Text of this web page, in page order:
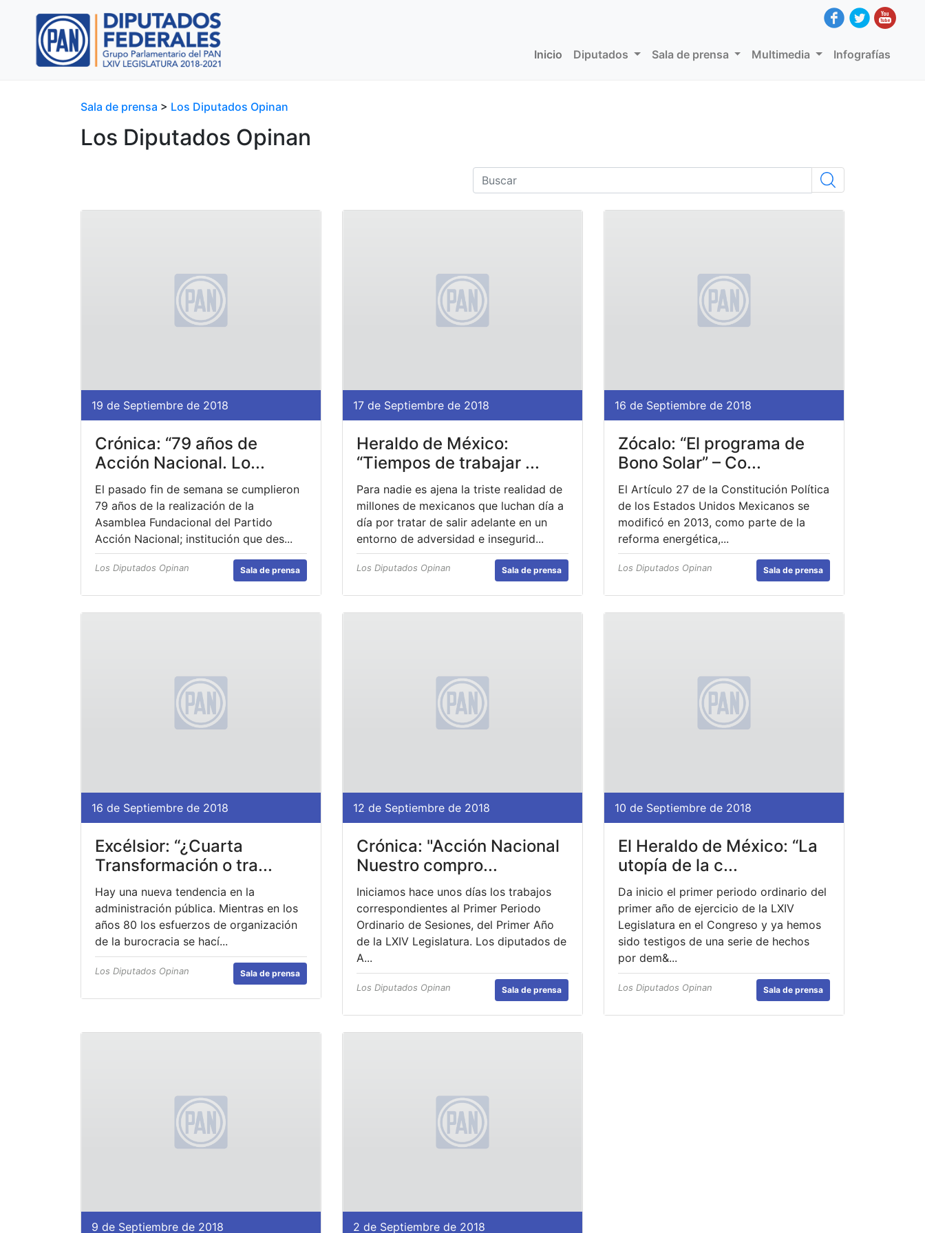
Inicio (current)
Diputados Sala de prensa Multimedia Infografías
Sala de prensa > Los Diputados Opinan
Los Diputados Opinan
19 de Septiembre de 2018
Crónica: “79 años de
Acción Nacional. Lo...
El pasado fin de semana se cumplieron
79 años de la realización de la
Asamblea Fundacional del Partido
Acción Nacional; institución que des...
Los Diputados Opinan Sala de prensa
17 de Septiembre de 2018
Heraldo de México:
“Tiempos de trabajar ...
Para nadie es ajena la triste realidad de
millones de mexicanos que luchan día a
día por tratar de salir adelante en un
entorno de adversidad e insegurid...
Los Diputados Opinan Sala de prensa
16 de Septiembre de 2018
Zócalo: “El programa de
Bono Solar” – Co...
El Artículo 27 de la Constitución Política
de los Estados Unidos Mexicanos se
modificó en 2013, como parte de la
reforma energética,...
Los Diputados Opinan Sala de prensa
16 de Septiembre de 2018
Excélsior: “¿Cuarta
Transformación o tra...
Hay una nueva tendencia en la
administración pública. Mientras en los
años 80 los esfuerzos de organización
de la burocracia se hací...
Los Diputados Opinan Sala de prensa
12 de Septiembre de 2018
Crónica: "Acción Nacional
Nuestro compro...
Iniciamos hace unos días los trabajos
correspondientes al Primer Periodo
Ordinario de Sesiones, del Primer Año
de la LXIV Legislatura. Los diputados de
A...
Los Diputados Opinan Sala de prensa
10 de Septiembre de 2018
El Heraldo de México: “La
utopía de la c...
Da inicio el primer periodo ordinario del
primer año de ejercicio de la LXIV
Legislatura en el Congreso y ya hemos
sido testigos de una serie de hechos
por dem&...
Los Diputados Opinan Sala de prensa
9 de Septiembre de 2018 2 de Septiembre de 2018